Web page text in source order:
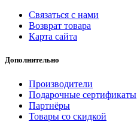
Связаться с нами
Возврат товара
Карта сайта
Дополнительно
Производители
Подарочные сертификаты
Партнёры
Товары со скидкой